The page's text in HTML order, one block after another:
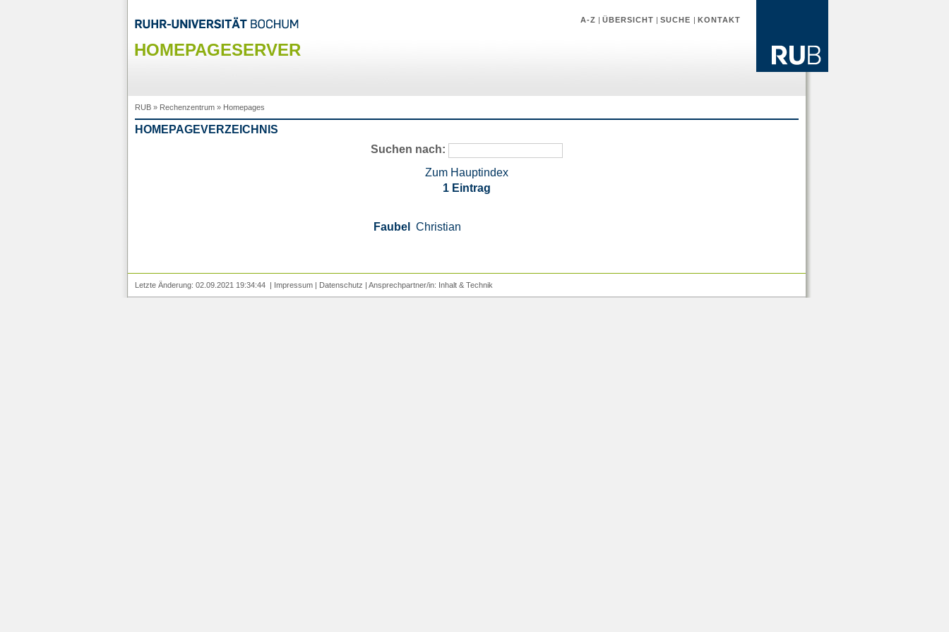
A-Z |ÜBERSICHT |SUCHE |KONTAKT
HOMEPAGESERVER
RUB» Rechenzentrum» Homepages
HOMEPAGEVERZEICHNIS
Suchen nach:
Zum Hauptindex
1 Eintrag
Faubel Christian
Letzte Änderung: 02.09.2021 19:34:44 | Impressum| Datenschutz | Ansprechpartner/in: Inhalt& Technik